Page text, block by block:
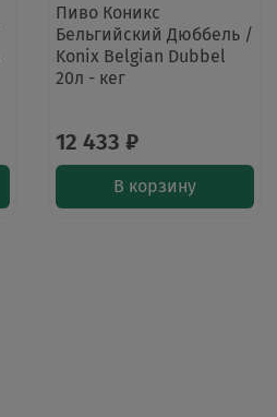
Пиво Коникс
Бельгийский Дюббель /
Konix Belgian Dubbel
20л - кег
12 433 ₽
В корзину